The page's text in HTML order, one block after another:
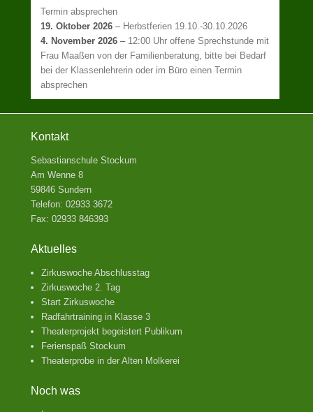
Termin absprechen
19. Oktober 2026 – Herbstferien 19.10.-30.10.2026
4. November 2026 – 12:00 Uhr offene Sprechstunde mit
Frau Maaßen von der Familienberatung, bitte bei Bedarf
bei der Klassenlehrerin oder im Büro einen Termin
absprechen
Kontakt
Sebastianschule Stockum
Am Wenne 8
59846 Sundern
Telefon: 02933 3672
Fax: 02933 846393
Aktuelles
Zirkuswoche Abschlusstag
Zirkuswoche 2. Tag
Start Zirkuswoche
Radfahrtraining in Klasse 3
Theaterprojekt begeistert Publikum
Ferienspaß Stockum
Theaterprobe in der Alten Molkerei
Noch was